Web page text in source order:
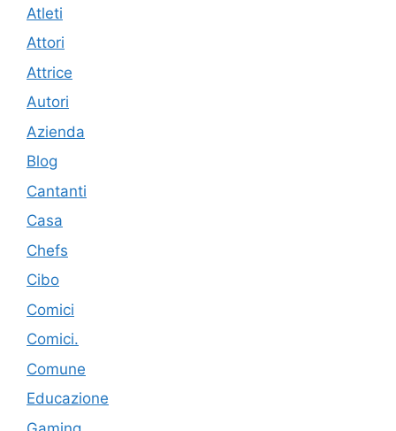
Atleti
Attori
Attrice
Autori
Azienda
Blog
Cantanti
Casa
Chefs
Cibo
Comici
Comici.
Comune
Educazione